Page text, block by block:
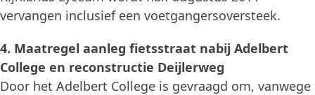
vervangen inclusief een voetgangersoversteek.
4. Maatregel aanleg fietsstraat nabij Adelbert
College en reconstructie Deijlerweg
Door het Adelbert College is gevraagd om, vanwege